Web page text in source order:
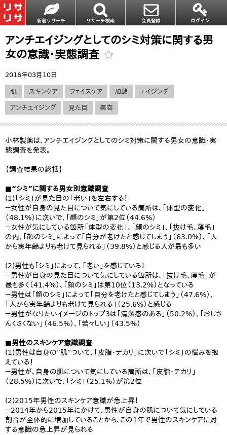
アンチエイジングとしてのシミ対策に関する男
女の意識・実態調査
2016年03月10日
肌 スキンケア フェイスケア 加齢 エイジング
アンチエイジング 見た目 美容
小林製薬は、アンチエイジングとしてのシミ対策に関する男女の意識・実
態調査を発表。
【調査結果の総括】
■“シミ”に関する男女別意識調査
(1)「シミ」が見た目の「老い」を左右する！
－女性が自身の見た目について気にしている箇所は、「体型の変化」
（48.1%）に次いで、「顔のシミ」が第2位（44.6%）
－女性が気にしている箇所「体型の変化」、「顔のシミ」、「抜け毛、薄毛」
の内、「顔のシミ」によって「自分が老けたと感じてしまう」（63.0%）、「人
から実年齢よりも老けて見られる」（39.8%）と感じる人が最も多い
(2)男性も「シミ」によって、「老い」を感じている！
－男性が自身の見た目について気にしている箇所は、「抜け毛、薄毛」が
最も多く（41.4%）、「顔のシミ」は第10位（13.2%）となっている
－男性は「顔のシミ」によって「自分を老けたと感じてしまう」（47.6%）、
「人から実年齢よりも老けて見られる」（25.6%）と感じる
－男性がなりたいイメージのトップ3は「清潔感のある」（50.2%）、「おじさ
んくさくない」（46.5%）、「若々しい」（43.5%）
■男性のスキンケア意識調査
(1)男性は自身の“肌”ついて、「皮脂・テカリ」に次いで「シミ」の悩みを抱
えている！
－男性が、自身の肌について気にしている箇所は、「皮脂・テカリ」
（28.5%）に次いで、「シミ」（25.1%）が第2位
(2)2015年男性のスキンケア意識が急上昇！
－2014年から2015年にかけて、男性が自身の肌について気にしている
割合が全体的に増加していることから、この1年で男性のスキンケアに対
する意識の急上昇が見られる